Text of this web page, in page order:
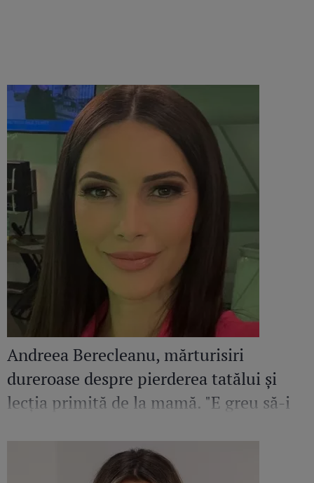
Andreea Berecleanu, mărturisiri
dureroase despre pierderea tatălui și
lecția primită de la mamă. "E greu să-i